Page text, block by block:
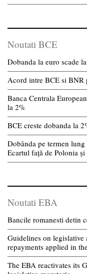
Noutati BCE
Dobanda la euro scade
Acord intre BCE si BNR
Banca Centrala
la 2%
BCE creste dobanda la
Dobânda pe termen
Ecartul față de Polonia
Noutati EBA
Bancile romanesti detin
Guidelines on
repayments applied in
The EBA reactivates its